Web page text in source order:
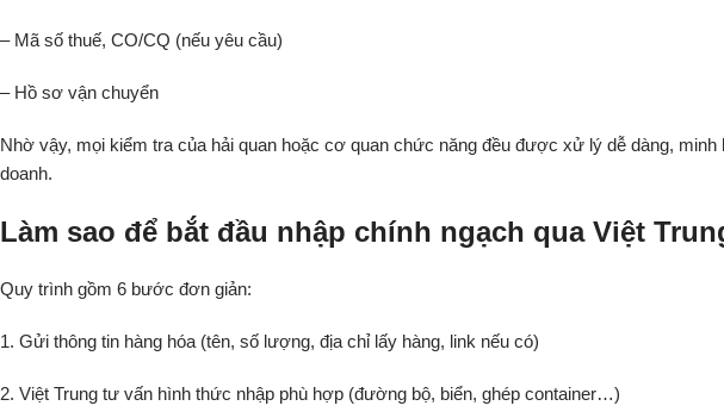
– Mã số thuế, CO/CQ (nếu yêu cầu)
– Hồ sơ vận chuyển
Nhờ vậy, mọi kiểm tra của hải quan hoặc cơ quan chức năng đều được xử lý dễ dàng,
doanh.
Làm sao để bắt đầu nhập chính ngạch qua Việt
Quy trình gồm 6 bước đơn giản:
1. Gửi thông tin hàng hóa (tên, số lượng, địa chỉ lấy hàng, link nếu có)
2. Việt Trung tư vấn hình thức nhập phù hợp (đường bộ, biển, ghép container…)